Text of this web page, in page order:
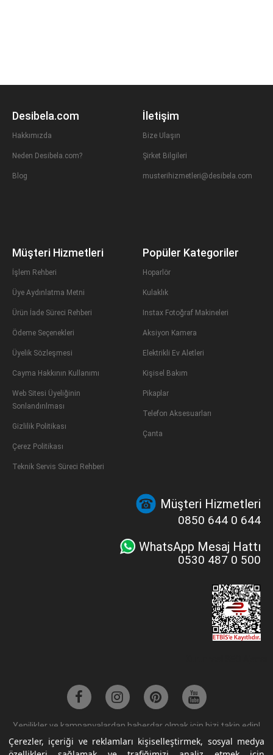
Çerezler, içeriği ve reklamları kişiselleştirmek, sosyal medya
Desibela.com
Hakkımızda
Neden Desibela.com?
Blog
İletişim
Bize Ulaşın
Şirket Bilgileri
musterihizmetleri@desibela.com
Müşteri Hizmetleri
İşlem Rehberi
Üye Aydınlatma Metni
Ürün İade Süreci Rehberi
Ödeme Seçenekleri
Üyelik Sözleşmesi
Cayma Hakkının Kullanımı
Web Sitesi Üyeliğinin
Sonlandırılması
Gizlilik Politikası
Çerez Politikası
Teknik Servis Süreci Rehberi
Popüler Kategoriler
Hoparlör
Kulaklık
Instax Fotoğraf Makineleri
Aksiyon Kamera
Elektrikli Ev Aletleri
Kişisel Bakım
Pikaplar
Telefon Aksesuarları
Çanta
Müşteri Hizmetleri
0850 644 0 644
WhatsApp Mesaj Hattı
0530 487 0 500
Yenilikler ve kampanyalardan haberdar olmak için bizi takip edin!